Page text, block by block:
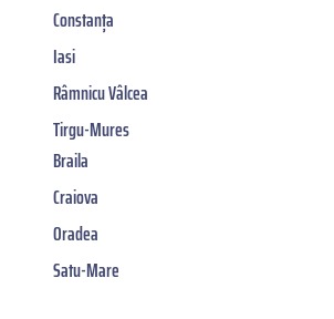
Constanța
Iasi
Râmnicu Vâlcea
Tirgu-Mures
Braila
Craiova
Oradea
Satu-Mare